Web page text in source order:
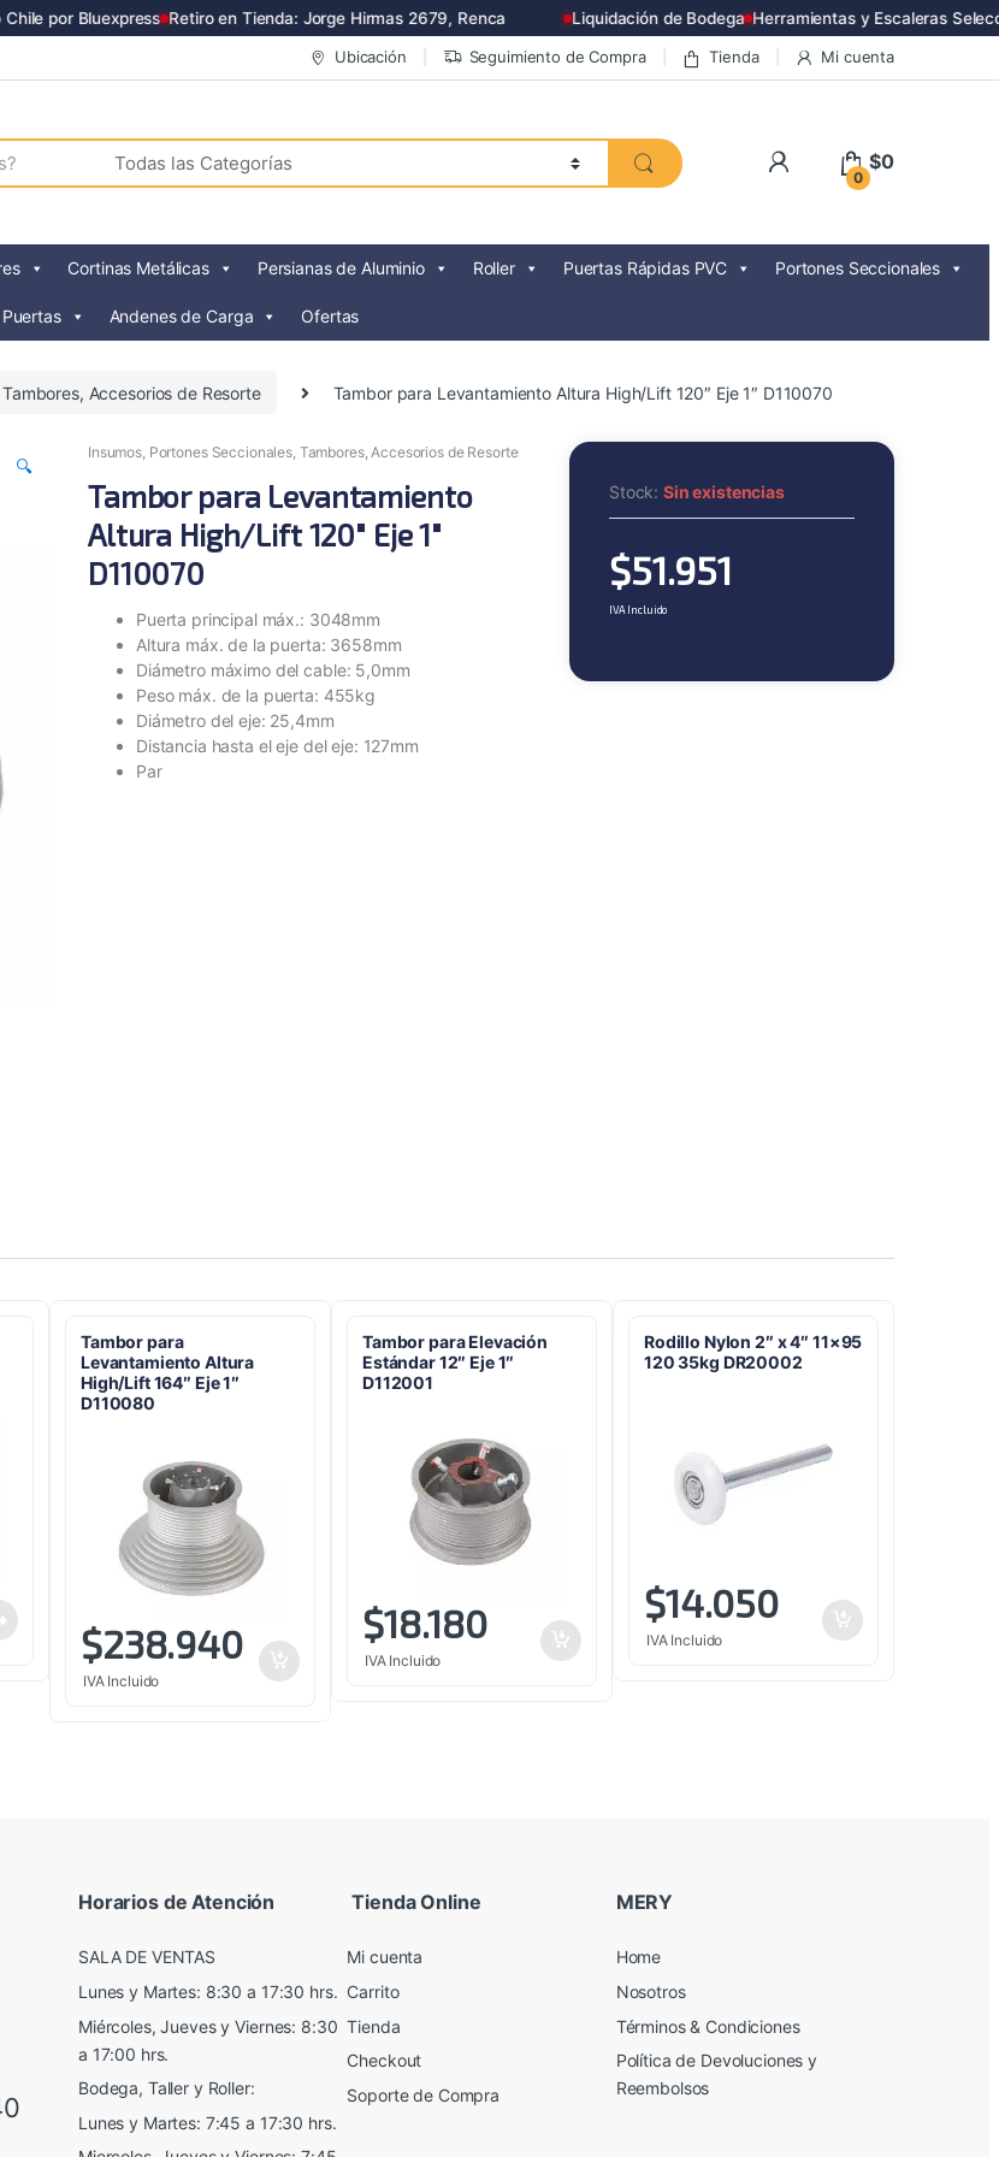
por Bluexpress Retiro en Tienda: Jorge Hirmas 2679, Renca Liquidación de Bodega Herramientas y Escaleras
Ubicación Seguimiento de Compra Tienda Mi cuenta
0
$0
Cortinas Metálicas Persianas de Aluminio Roller Puertas Rápidas PVC Portones Seccionales
Puertas Andenes de Carga Ofertas
Tambores, Accesorios de Resorte Tambor para Levantamiento Altura High/Lift 120″ Eje 1″ D110070
🔍
Insumos Portones Seccionales, Tambores, Accesorios de Resorte
Tambor para Levantamiento
Altura High/Lift 120″ Eje 1″
D110070
Puerta principal máx.: 3048mm
Altura máx. de la puerta: 3658mm
Diámetro máximo del cable: 5,0mm
Peso máx. de la puerta: 455kg
Diámetro del eje: 25,4mm
Distancia hasta el eje del eje: 127mm
Par
Stock:Sin existencias
$51.951
IVA Incluido
Tambor para
Levantamiento Altura
High/Lift 164″ Eje 1″
D110080
$238.940
IVA Incluido
Tambor para Elevación
Estándar 12″ Eje 1″
D112001
$18.180
IVA Incluido
Rodillo Nylon 2″ x 4″ 11×95
120 35kg DR20002
$14.050
IVA Incluido
Horarios de Atención
SALA DE VENTAS
Lunes y Martes: 8:30 a 17:30 hrs.
Miércoles, Jueves y Viernes: 8:30
a 17:00 hrs.
Bodega, Taller y Roller:
Lunes y Martes: 7:45 a 17:30 hrs.
Tienda Online
Mi cuenta
Carrito
Tienda
Checkout
Soporte de Compra
MERY
Home
Nosotros
Términos & Condiciones
Política de Devoluciones y
Reembolsos